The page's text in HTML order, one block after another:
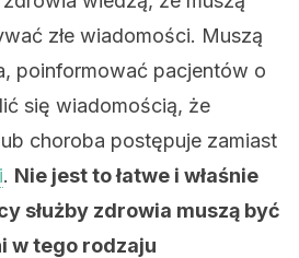
złe wiadomości. Muszą
poinformować pacjentów o
się wiadomością, że
choroba postępuje zamiast
. Nie jest to łatwe i właśnie
służby zdrowia muszą być
w tego rodzaju